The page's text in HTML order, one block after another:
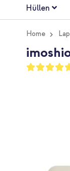
Hüllen
Home
Bewertung:
94
100